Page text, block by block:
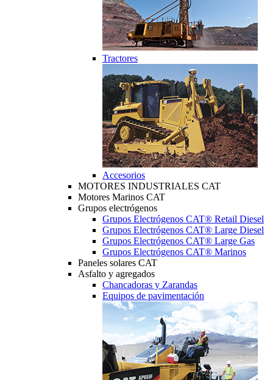
Tractores
Accesorios
MOTORES INDUSTRIALES CAT
Motores Marinos CAT
Grupos electrógenos
Grupos Electrógenos CAT® Retail Diesel
Grupos Electrógenos CAT® Large Diesel
Grupos Electrógenos CAT® Large Gas
Grupos Electrógenos CAT® Marinos
Paneles solares CAT
Asfalto y agregados
Chancadoras y Zarandas
Equipos de pavimentación